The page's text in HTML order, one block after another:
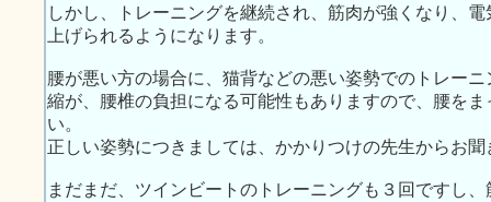
しかし、トレーニングを継続され、筋肉が強くなり、
上げられるようになります。
腰が悪い方の場合に、猫背などの悪い姿勢でのトレー
縮が、腰椎の負担になる可能性もありますので、腰を
い。
正しい姿勢につきましては、かかりつけの先生からお
まだまだ、ツインビートのトレーニングも３回ですし